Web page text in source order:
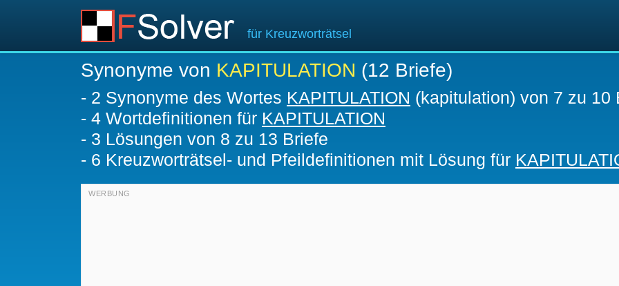
für Kreuzworträtsel
Synonyme von KAPITULATION (12 Briefe)
- 2 Synonyme des Wortes KAPITULATION (kapitulation) von 7 zu 10
- 4 Wortdefinitionen für KAPITULATION
- 3 Lösungen von 8 zu 13 Briefe
- 6 Kreuzworträtsel- und Pfeildefinitionen mit Lösung für